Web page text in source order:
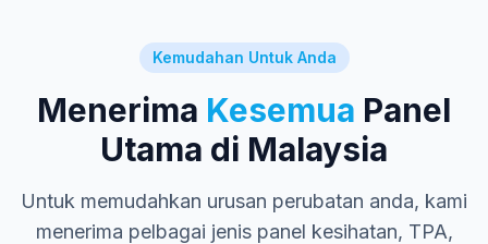
Kemudahan Untuk Anda
Menerima Kesemua Panel
Utama di Malaysia
Untuk memudahkan urusan perubatan anda, kami
menerima pelbagai jenis panel kesihatan, TPA,